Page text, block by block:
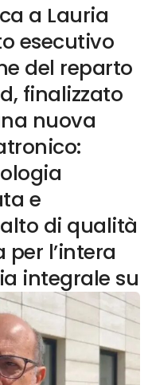
a Lauria
esecutivo
del reparto
finalizzato
nuova
e
di qualità
l’intera
integrale su